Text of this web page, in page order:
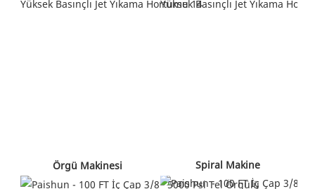
Örgü Makinesi Spiral Makine